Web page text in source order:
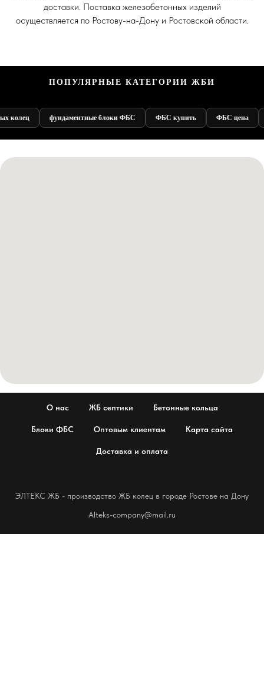
доставки. Поставка железобетонных изделий
осуществляется по Ростову-на-Дону и Ростовской области.
ПОПУЛЯРНЫЕ КАТЕГОРИИ ЖБИ
колец фундаментные блоки ФБС ФБС купить ФБС цена
О нас ЖБ септики Бетонные кольца
Блоки ФБС Оптовым клиентам Карта сайта
Доставка и оплата
ЭЛТЕКС ЖБ - производство ЖБ колец в городе Ростове на Дону
Alteks-company@mail.ru